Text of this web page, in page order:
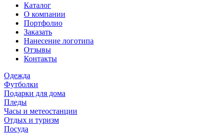
Каталог
О компании
Портфолио
Заказать
Нанесение логотипа
Отзывы
Контакты
Одежда
Футболки
Подарки для дома
Пледы
Часы и метеостанции
Отдых и туризм
Посуда